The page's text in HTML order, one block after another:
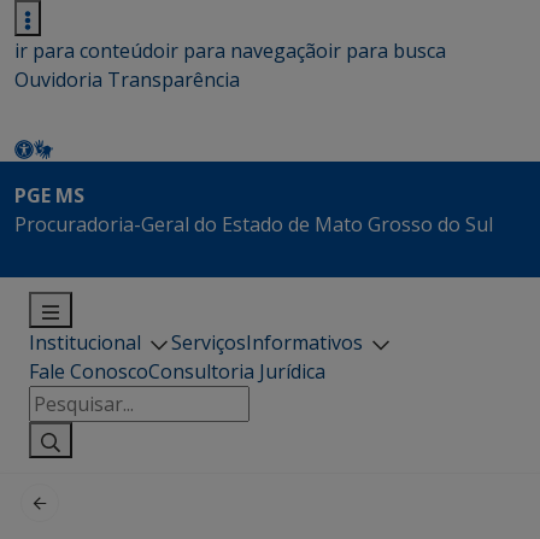
ir para conteúdoir para navegaçãoir para busca
Ouvidoria Transparência
PGE MS
Procuradoria-Geral do Estado de Mato Grosso do Sul
Institucional ServiçosInformativos
Fale ConoscoConsultoria Jurídica
Pesquisar
por: